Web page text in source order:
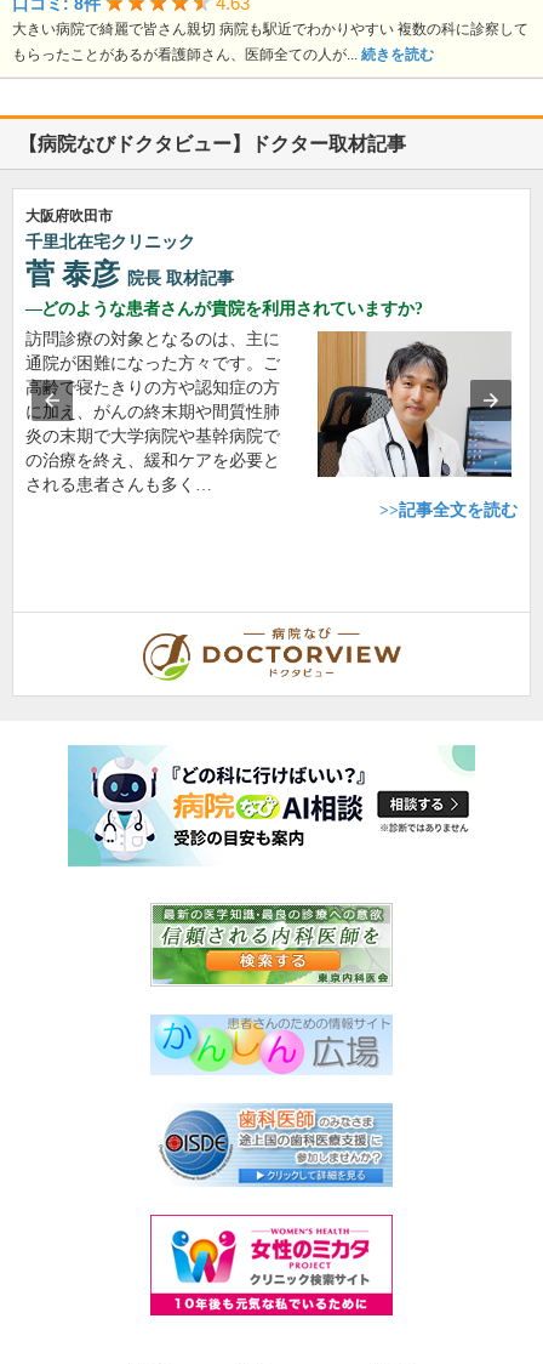
口コミ: 8件
大きい病院で綺麗で皆さん親切 病院も駅近でわかりやすい 複数の科に診察して
もらったことがあるが看護師さん、医師全ての人が... 続きを読む
【病院なびドクタビュー】ドクター取材記事
大阪府吹田市
千里北在宅クリニック
菅 泰彦 院長 取材記事
どのような患者さんが貴院を利用されていますか?
訪問診療の対象となるのは、主に
通院が困難になった方々です。ご
高齢で寝たきりの方や認知症の方
に加え、がんの終末期や間質性肺
炎の末期で大学病院や基幹病院で
の治療を終え、緩和ケアを必要と
される患者さんも多く…
>>記事全文を読む